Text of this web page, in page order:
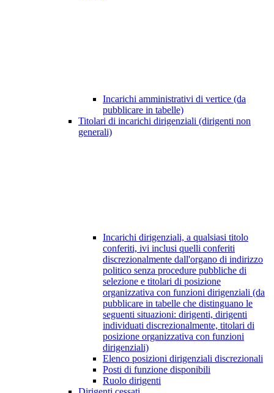
Incarichi amministrativi di vertice (da
pubblicare in tabelle)
Titolari di incarichi dirigenziali (dirigenti non
generali)
Incarichi dirigenziali, a qualsiasi titolo
conferiti, ivi inclusi quelli conferiti
discrezionalmente dall'organo di indirizzo
politico senza procedure pubbliche di
selezione e titolari di posizione
organizzativa con funzioni dirigenziali (da
pubblicare in tabelle che distinguano le
seguenti situazioni: dirigenti, dirigenti
individuati discrezionalmente, titolari di
posizione organizzativa con funzioni
dirigenziali)
Elenco posizioni dirigenziali discrezionali
Posti di funzione disponibili
Ruolo dirigenti